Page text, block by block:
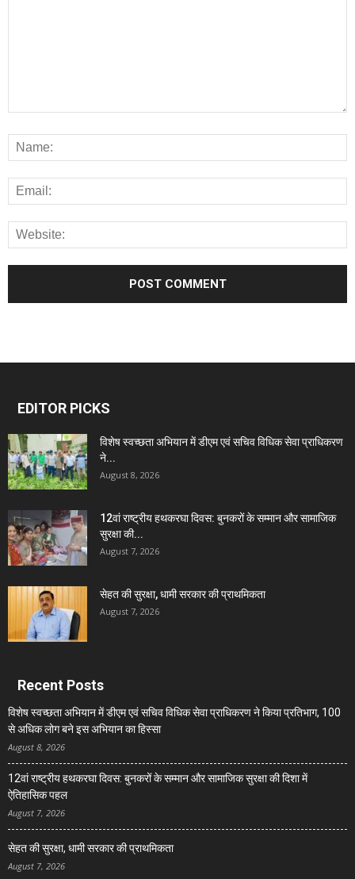
EDITOR PICKS
विशेष स्वच्छता अभियान में डीएम एवं सचिव विधिक सेवा प्राधिकरण
ने...
August 8, 2026
12वां राष्ट्रीय हथकरघा दिवस: बुनकरों के सम्मान और सामाजिक
सुरक्षा की...
August 7, 2026
सेहत की सुरक्षा, धामी सरकार की प्राथमिकता
August 7, 2026
Recent Posts
विशेष स्वच्छता अभियान में डीएम एवं सचिव विधिक सेवा प्राधिकरण ने किया प्रतिभाग, 100
से अधिक लोग बने इस अभियान का हिस्सा
August 8, 2026
12वां राष्ट्रीय हथकरघा दिवस: बुनकरों के सम्मान और सामाजिक सुरक्षा की दिशा में
ऐतिहासिक पहल
August 7, 2026
सेहत की सुरक्षा, धामी सरकार की प्राथमिकता
August 7, 2026